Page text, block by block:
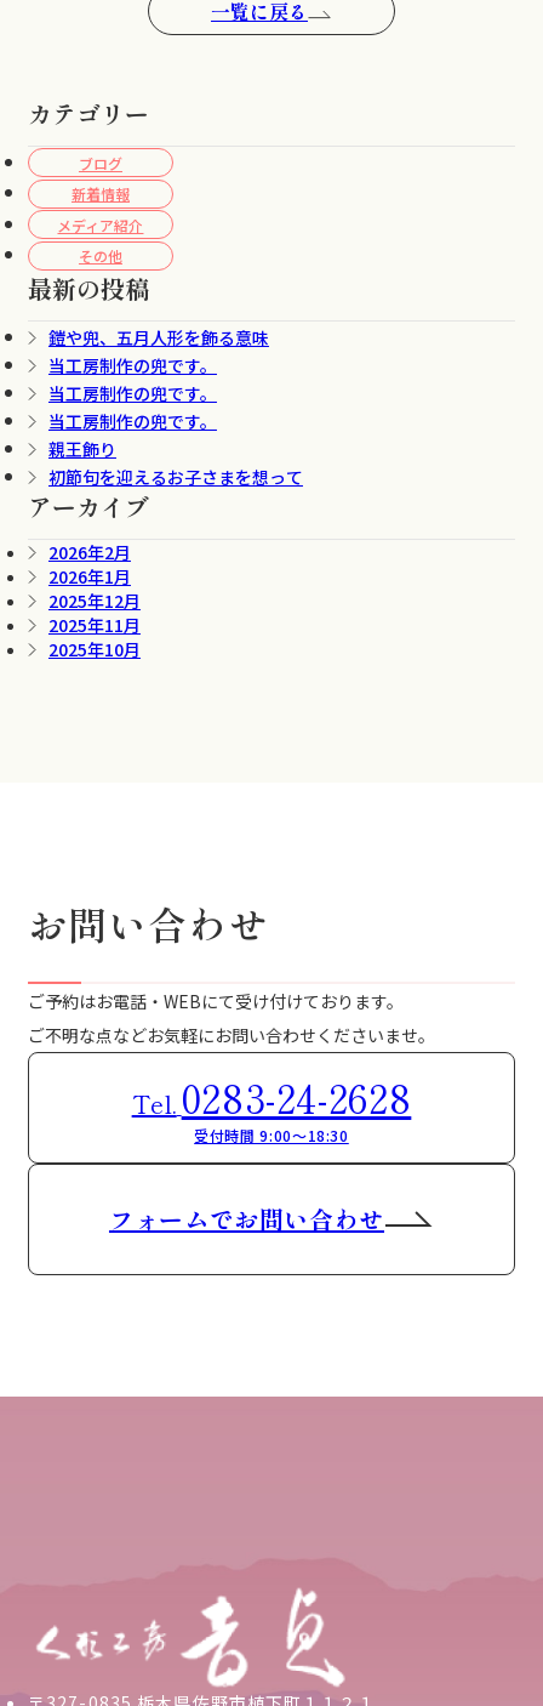
カテゴリー
ブログ
新着情報
メディア紹介
その他
最新の投稿
鎧や兜、五月人形を飾る意味
当工房制作の兜です。
当工房制作の兜です。
当工房制作の兜です。
親王飾り
初節句を迎えるお子さまを想って
アーカイブ
2026年2月
2026年1月
2025年12月
2025年11月
2025年10月
一覧に戻る
お問い合わせ
ご予約はお電話・WEBにて受け付けております。
ご不明な点などお気軽にお問い合わせくださいませ。
Tel. 0283-24-2628
受付時間 9:00～18:30
フォームでお問い合わせ